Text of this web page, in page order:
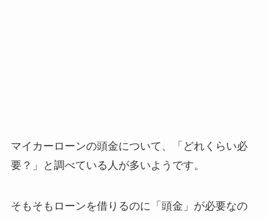
マイカーローンの頭金について、「どれくらい必
要？」と調べている人が多いようです。
そもそもローンを借りるのに「頭金」が必要なの